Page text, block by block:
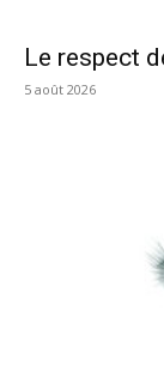
Le respect
5 août 2026